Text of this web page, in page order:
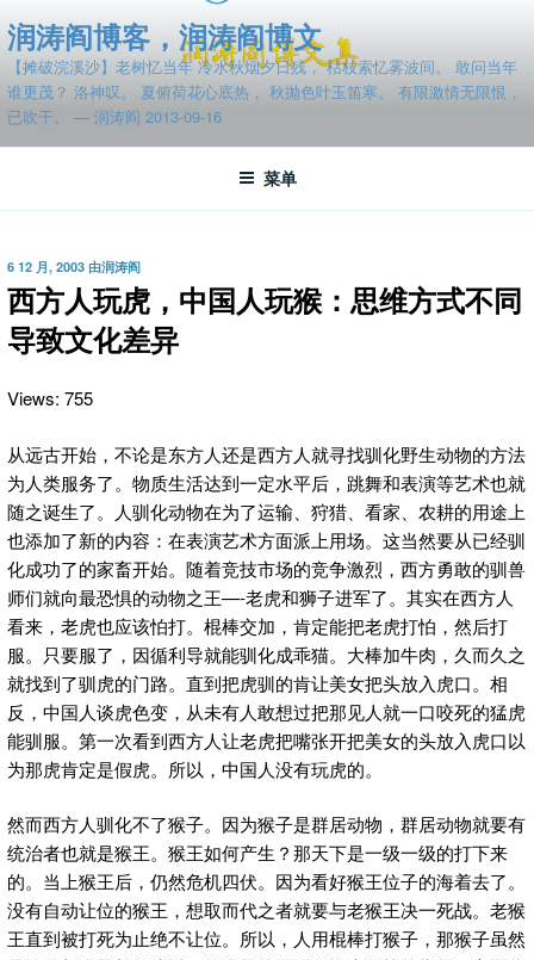
至
容
润涛阎博客，润涛阎博文
【摊破浣溪沙】老树忆当年 冷水秋烟夕日残， 枯枝索忆雾波间。 敢问当年
谁更茂？ 洛神叹。 夏俯荷花心底热， 秋抛色叶玉笛寒。 有限激情无限恨，
已吹干。 — 润涛阎 2013-09-16
菜单
发
布
于
6 12 月, 2003 由润涛阎
西方人玩虎，中国人玩猴：思维方式不同
导致文化差异
Views: 755
从远古开始，不论是东方人还是西方人就寻找驯化野生动物的方法
为人类服务了。物质生活达到一定水平后， 跳舞和表演等艺术也就
随之诞生了。人驯化动物在为了运输、狩猎、看家、农耕的用途上
也添加了新的内容：在表演艺术方面派上用场。这当然要从已经驯
化成功了的家畜开始。随着竞技市场的竞争激烈，西方勇敢的驯兽
师们就向最恐惧的动物之王—-老虎和狮子进军了。其实在西方人
看来，老虎也应该怕打。棍棒交加，肯定能把老虎打怕，然后打
服。只要服了，因循利导就能驯化成乖猫。大棒加牛肉，久而久之
就找到了驯虎的门路。直到把虎驯的肯让美女把头放入虎口。相
反，中国人谈虎色变，从未有人敢想过把那见人就一口咬死的猛虎
能驯服。第一次看到西方人让老虎把嘴张开把美女的头放入虎口以
为那虎肯定是假虎。所以，中国人没有玩虎的。
然而西方人驯化不了猴子。因为猴子是群居动物，群居动物就要有
统治者也就是猴王。猴王如何产生？那天下是一级一级的打下来
的。当上猴王后，仍然危机四伏。因为看好猴王位子的海着去了。
没有自动让位的猴王，想取而代之者就要与老猴王决一死战。老猴
王直到被打死为止绝不让位。所以，人用棍棒打猴子，那猴子虽然